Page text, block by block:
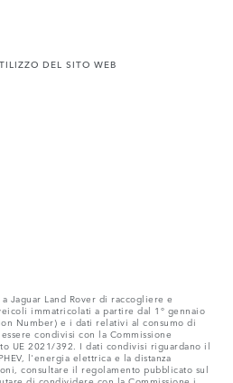
DEL SITO WEB
Jaguar Land Rover di raccogliere e
immatricolati a partire dal 1° gennaio
Number) e i dati relativi al consumo di
condivisi con la Commissione
UE 2021/392. I dati condivisi riguardano il
l'energia elettrica e la distanza
consultare il regolamento pubblicato sul